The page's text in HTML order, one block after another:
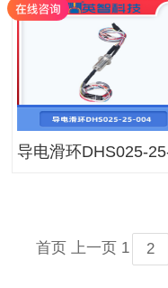
首页 上一页 1 2